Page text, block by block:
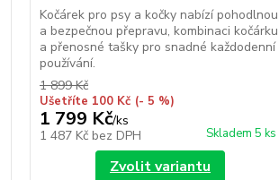
Kočárek pro psy a kočky nabízí pohodlnou
a bezpečnou přepravu, kombinaci kočárku
a přenosné tašky pro snadné každodenní
používání.
1 899 Kč
Ušetříte 100 Kč (- 5 %)
1 799 Kč/ks
1 487 Kč bez DPH Skladem 5 ks
Zvolit variantu